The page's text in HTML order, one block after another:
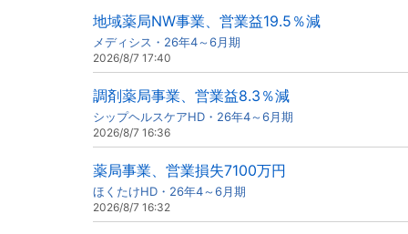
地域薬局NW事業、営業益19.5％減
メディシス・26年4～6月期
2026/8/7 17:40
調剤薬局事業、営業益8.3％減
シップヘルスケアHD・26年4～6月期
2026/8/7 16:36
薬局事業、営業損失7100万円
ほくたけHD・26年4～6月期
2026/8/7 16:32